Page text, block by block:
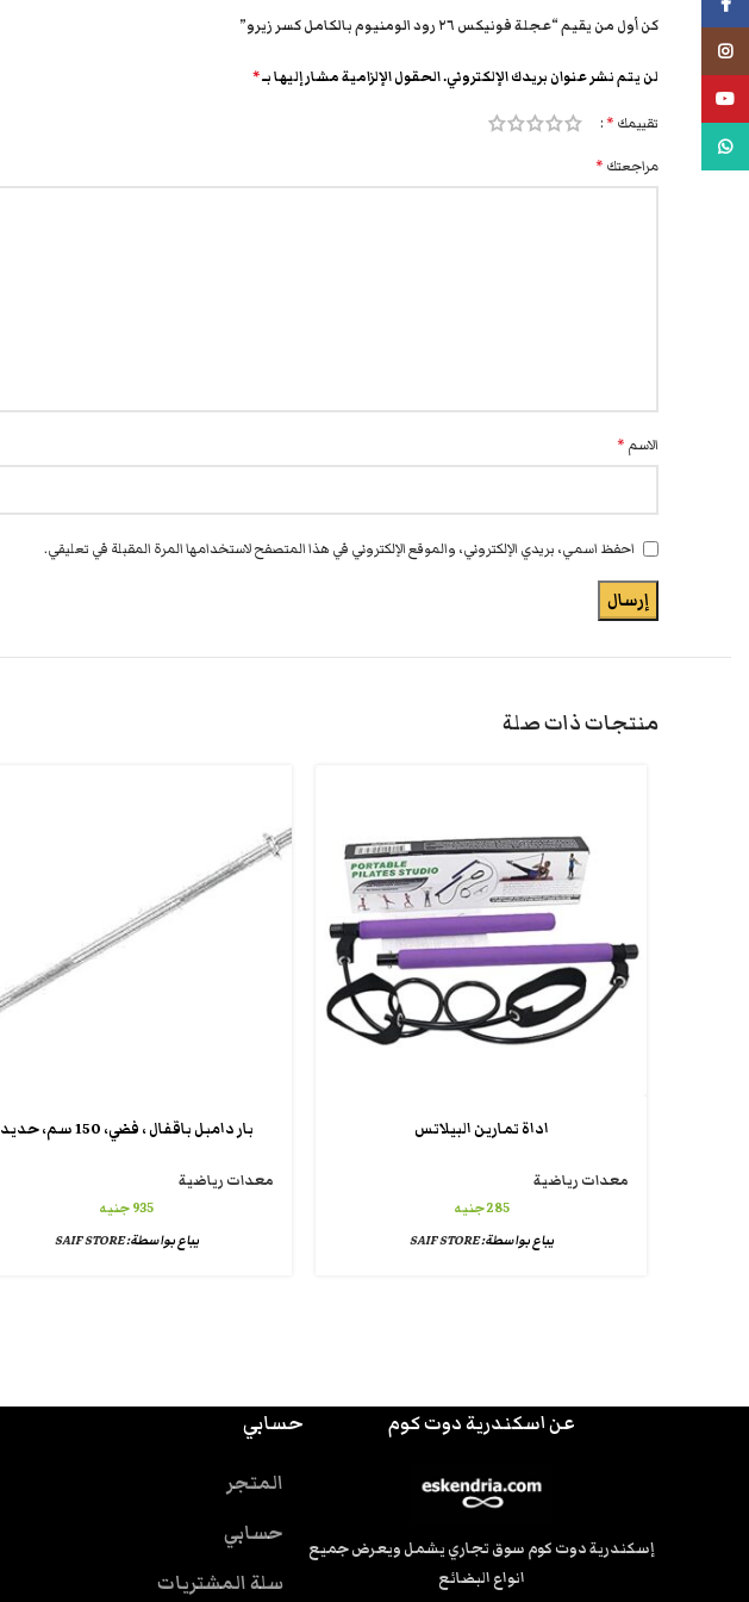
كن أول من يقيم “عجلة فونيكس ٢٦ رود الومنيوم بالكامل كسر زيرو”
لن يتم نشر عنوان بريدك الإلكتروني.الحقول الإلزامية مشار إليها بـ*
تقييمك *
مراجعتك *
الاسم *
احفظ اسمي، بريدي الإلكتروني، والموقع الإلكتروني في هذا المتصفح لاستخدامها المرة المقبلة في تعليقي.
منتجات ذات صلة
اداة تمارين البيلاتس
معدات رياضية
285جنيه
يباع بواسطة:SAIF STORE
بار دامبل باقفال ، فضي، 150 سم، حديد
معدات رياضية
935جنيه
يباع بواسطة:SAIF STORE
عن اسكندرية دوت كوم
إسكندرية دوت كوم سوق تجاري يشمل ويعرض جميع
انواع البضائع
حسابي
المتجر
حسابي
سلة المشتريات